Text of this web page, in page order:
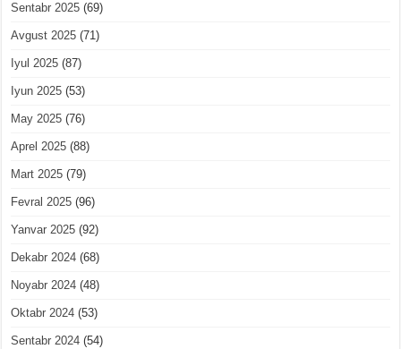
Sentabr 2025 (69)
Avgust 2025 (71)
Iyul 2025 (87)
Iyun 2025 (53)
May 2025 (76)
Aprel 2025 (88)
Mart 2025 (79)
Fevral 2025 (96)
Yanvar 2025 (92)
Dekabr 2024 (68)
Noyabr 2024 (48)
Oktabr 2024 (53)
Sentabr 2024 (54)